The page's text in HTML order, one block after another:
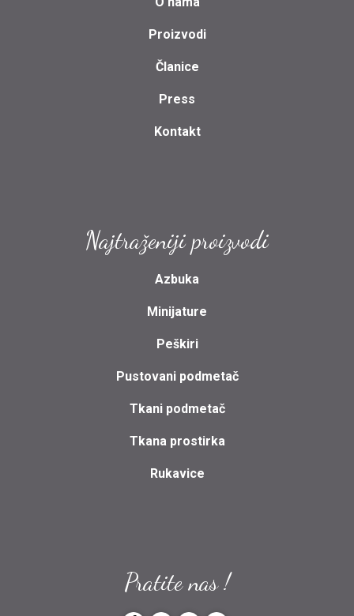
Proizvodi
Članice
Press
Kontakt
Najtraženiji proizvodi
Azbuka
Minijature
Peškiri
Pustovani podmetač
Tkani podmetač
Tkana prostirka
Rukavice
Pratite nas !